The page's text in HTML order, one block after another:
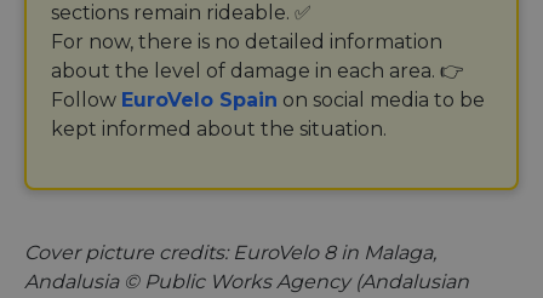
sections remain rideable. ✅
For now, there is no detailed information
about the level of damage in each area. 👉
Follow EuroVelo Spain on social media to be
kept informed about the situation.
Cover picture credits: EuroVelo 8 in Malaga,
Andalusia © Public Works Agency (Andalusian